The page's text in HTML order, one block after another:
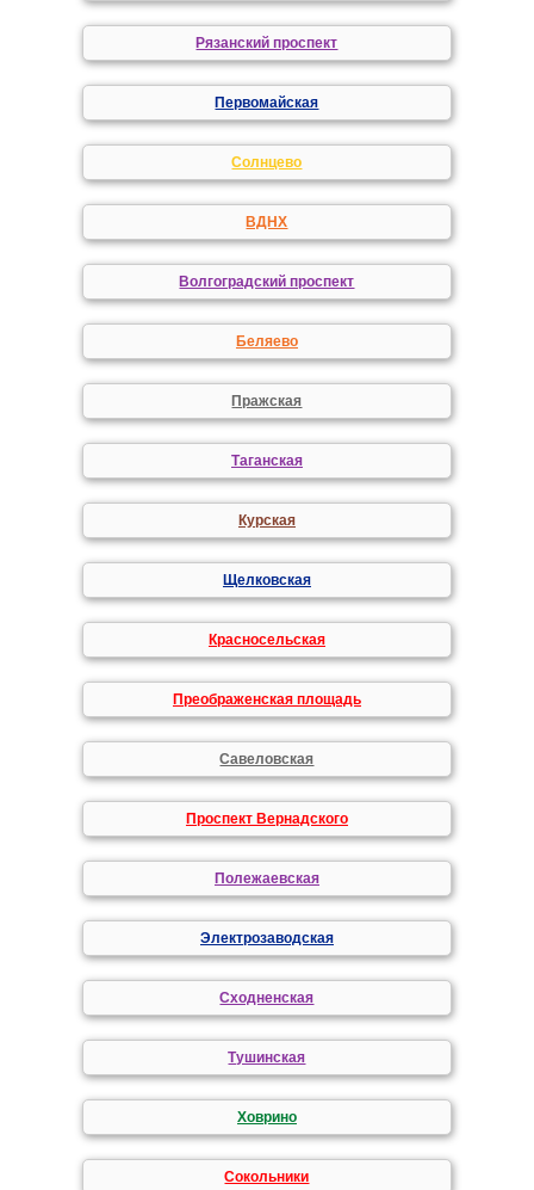
Рязанский проспект
Первомайская
Солнцево
ВДНХ
Волгоградский проспект
Беляево
Пражская
Таганская
Курская
Щелковская
Красносельская
Преображенская площадь
Савеловская
Проспект Вернадского
Полежаевская
Электрозаводская
Сходненская
Тушинская
Ховрино
Сокольники